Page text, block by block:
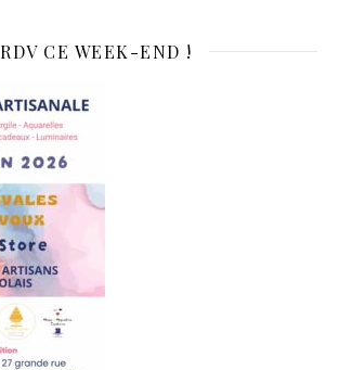
RDV CE WEEK-END !